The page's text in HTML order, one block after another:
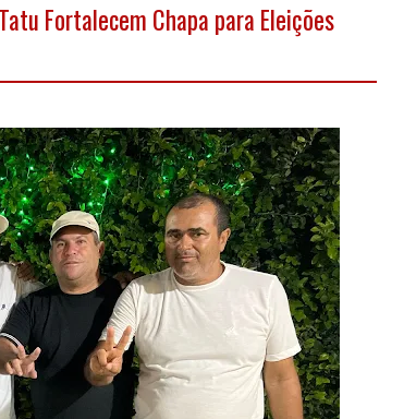
Fortalecem Chapa para Eleições